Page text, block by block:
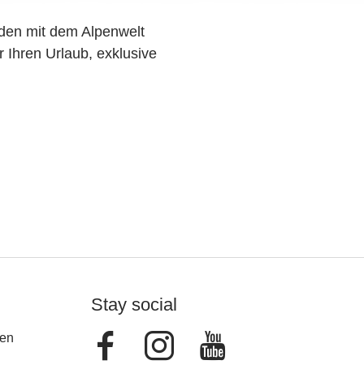
mit dem Alpenwelt
Ihren Urlaub, exklusive
Stay social
FacebookInstagram